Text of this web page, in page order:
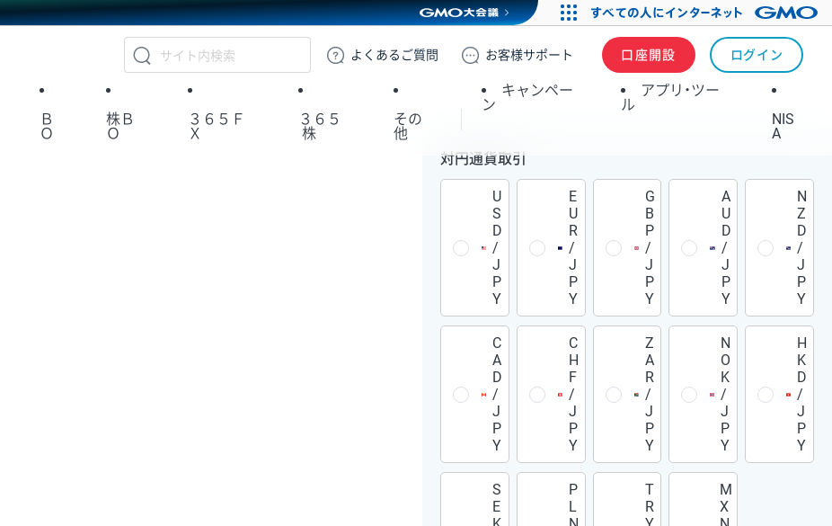
GMOクリック証券
よくある ご質問 お客様サポート 口座開設 ログイン
Ｂ
Ｏ
株Ｂ
Ｏ
３６５Ｆ
Ｘ
３６５
株
その
他
キャンペー
ン
アプリ・ツー
ル
NIS
A
対円通貨取引
U
S
D
/
J
P
Y
E
U
R
/
J
P
Y
G
B
P
/
J
P
Y
A
U
D
/
J
P
Y
N
Z
D
/
J
P
Y
C
A
D
/
J
P
Y
C
H
F
/
J
P
Y
Z
A
R
/
J
P
Y
N
O
K
/
J
P
Y
H
K
D
/
J
P
Y
S
E
P
L
T
R
M
X